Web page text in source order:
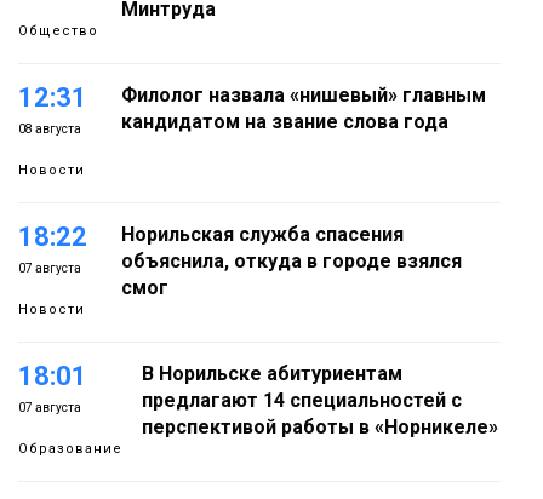
Общество
Минтруда
12:31
08 августа
Новости
Филолог назвала «нишевый» главным
кандидатом на звание слова года
18:22
07 августа
Новости
Норильская служба спасения
объяснила, откуда в городе взялся
смог
18:01
07 августа
Образование
В Норильске абитуриентам
предлагают 14 специальностей с
перспективой работы в «Норникеле»